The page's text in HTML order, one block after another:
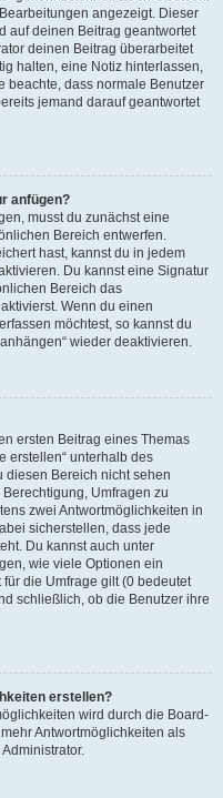
angezeigt. Dieser
auf deinen Beitrag geantwortet
deinen Beitrag überarbeitet
halten, eine Notiz hinterlassen,
beachte, dass normale Benutzer
jemand darauf geantwortet
anfügen?
musst du zunächst eine
Bereich entwerfen.
hast, kannst du in jedem
Du kannst eine Signatur
Bereich das
Wenn du einen
möchtest, so kannst du
wieder deaktivieren.
ersten Beitrag eines Themas
erstellen“ unterhalb des
diesen Bereich nicht sehen
Umfragen zu
zwei Antwortmöglichkeiten in
sicherstellen, dass jede
Du kannst auch unter
wie viele Optionen ein
die Umfrage gilt (0 bedeutet
schließlich, ob die Benutzer ihre
erstellen?
wird durch die Board-
Antwortmöglichkeiten als